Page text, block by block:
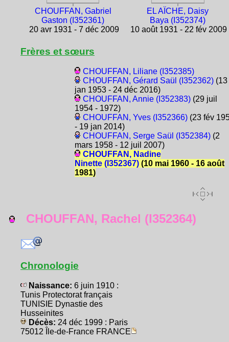
CHOUFFAN, Gabriel
Gaston (I352361)
20 avr 1931 - 7 déc 2009
EL AÏCHE, Daisy
Baya (I352374)
10 août 1931 - 22 fév 2009
Frères et sœurs
CHOUFFAN, Liliane (I352385)
CHOUFFAN, Gérard Saül (I352362)(13
jan 1953 - 24 déc 2016)
CHOUFFAN, Annie (I352383)(29 juil
1954 - 1972)
CHOUFFAN, Yves (I352366)(23 fév
- 19 jan 2014)
CHOUFFAN, Serge Saül (I352384)(2
mars 1958 - 12 juil 2007)
CHOUFFAN, Nadine
Ninette (I352367)(10 mai 1960 - 16 août
1981)
CHOUFFAN, Rachel (I352364)
Chronologie
Naissance: 6 juin 1910 :
Tunis Protectorat français
TUNISIE Dynastie des
Husseinites
Décès: 24 déc 1999 : Paris
75012 Île-de-France FRANCE